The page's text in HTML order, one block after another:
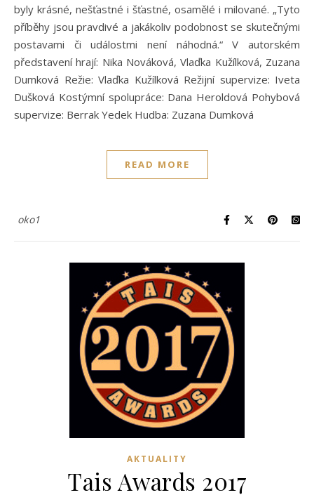
byly krásné, nešťastné i šťastné, osamělé i milované. „Tyto
příběhy jsou pravdivé a jakákoliv podobnost se skutečnými
postavami či událostmi není náhodná.“ V autorském
představení hrají: Nika Nováková, Vlaďka Kužílková, Zuzana
Dumková Režie: Vlaďka Kužílková Režijní supervize: Iveta
Dušková Kostýmní spolupráce: Dana Heroldová Pohybová
supervize: Berrak Yedek Hudba: Zuzana Dumková
READ MORE
oko1
AKTUALITY
Tais Awards 2017